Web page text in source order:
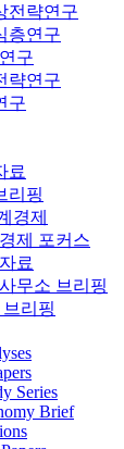
전략연구
층연구
구
략연구
구
료
리핑
경제
제 포커스
료
무소 브리핑
리핑
Series
Brief